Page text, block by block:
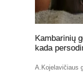
Kambarinių
kada
A.Kojelavičiaus